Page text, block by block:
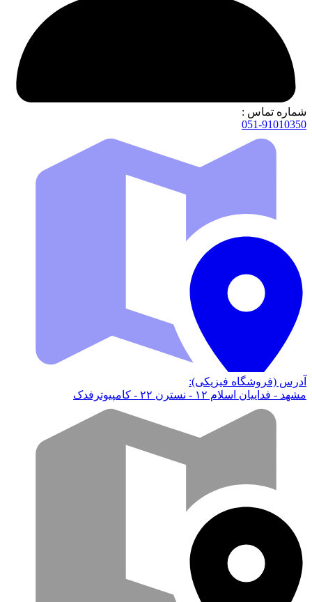
شماره تماس :
051-91010350
آدرس (فروشگاه فیزیکی):
مشهد - فداییان اسلام ۱۲ - نسترن ۲۲ - کامپیوترفدک